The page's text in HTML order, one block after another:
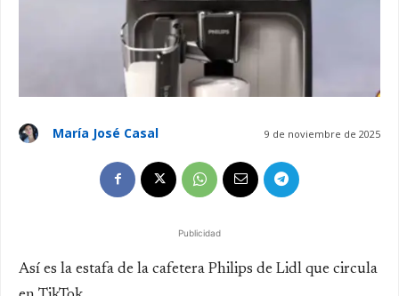
9 de noviembre de 2025
María José Casal
Publicidad
Así es la estafa de la cafetera Philips de Lidl que circula